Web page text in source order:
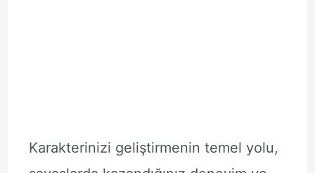
Karakterinizi geliştirmenin temel yolu,